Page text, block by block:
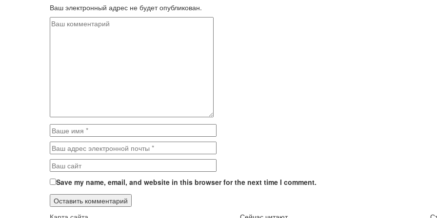
Ваш электронный адрес не будет опубликован.
Save my name, email, and website in this browser for the next time I comment.